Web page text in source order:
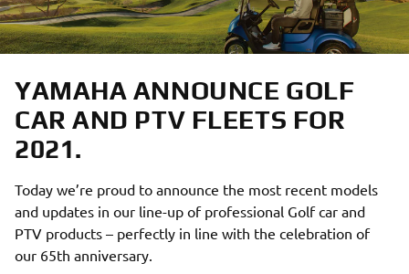
YAMAHA ANNOUNCE GOLF
CAR AND PTV FLEETS FOR
2021.
Today we’re proud to announce the most recent models
and updates in our line-up of professional Golf car and
PTV products – perfectly in line with the celebration of
our 65th anniversary.